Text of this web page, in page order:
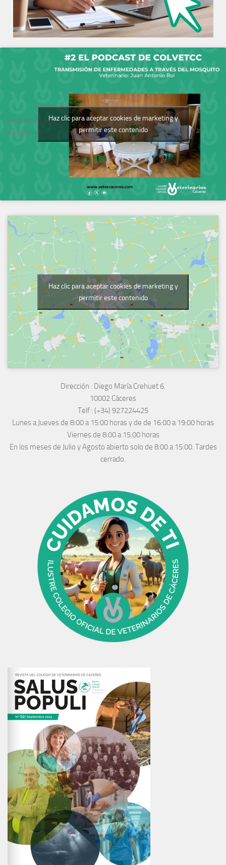
Podcast del Colegio
de Veterinarios
Haz clic para aceptar cookies de marketing y
permitir este contenido
Haz clic para aceptar cookies de marketing y
permitir este contenido
Dirección : Diego María Crehuet 6.
10002 Cáceres
Telf : (+34) 927224425
Lunes a Jueves de 8:00 a 15:00 horas y de de 16:00 a 19:00 horas
Viernes de 8:00 a 15:00 horas
En los meses de Julio y Agosto abierto solo de 8:00 a 15:00. Tardes
cerrado.